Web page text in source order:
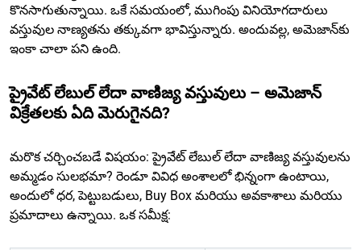
కొనసాగుతున్నాయి. ఒకే సమయంలో, ముగింపు వినియోగదారులు
వస్తువుల నాణ్యతను తక్కువగా భావిస్తున్నారు. అందువల్ల, అమెజాన్‌కు
ఇంకా చాలా పని ఉంది.
ప్రైవేట్ లేబుల్ లేదా వాణిజ్య వస్తువులు – అమెజాన్
విక్రేతలకు ఏది మెరుగైనది?
మరొక చర్చించబడే విషయం: ప్రైవేట్ లేబుల్ లేదా వాణిజ్య వస్తువులను
అమ్మడం సులభమా? రెండూ వివిధ అంశాలలో భిన్నంగా ఉంటాయి,
అందులో ధర, పెట్టుబడులు, Buy Box మరియు అవకాశాలు మరియు
ప్రమాదాలు ఉన్నాయి. ఒక సమీక్ష: